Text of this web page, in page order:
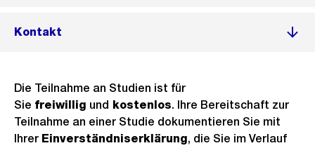
Kontakt
Die Teilnahme an Studien ist für
Sie freiwillig und kostenlos. Ihre Bereitschaft zur
Teilnahme an einer Studie dokumentieren Sie mit
Ihrer Einverständniserklärung, die Sie im Verlauf